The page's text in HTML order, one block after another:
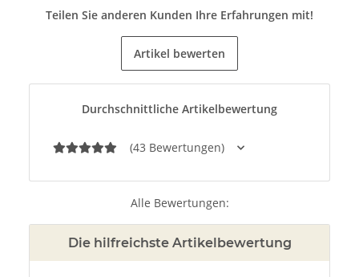
Durchschnittliche Artikelbewertung
(43 Bewertungen)
Teilen Sie anderen Kunden Ihre Erfahrungen mit!
Artikel bewerten
Alle Bewertungen:
Die hilfreichste Artikelbewertung